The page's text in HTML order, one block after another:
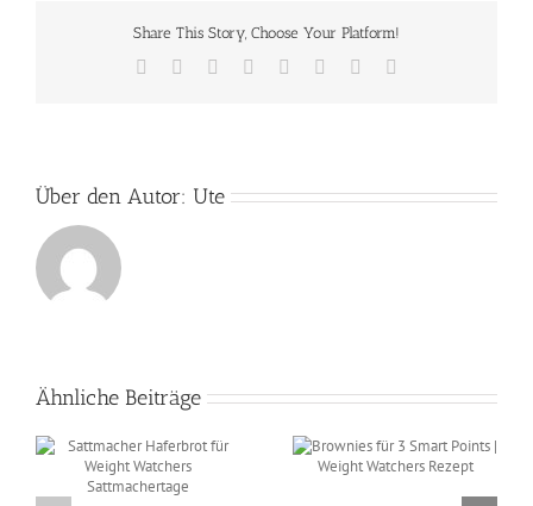
Share This Story, Choose Your Platform!
Facebook Reddit LinkedIn
TumblrPinterest
Über den Autor: Ute
Ähnliche Beiträge
Brownies für 3 Smart
Points | Weight
Schinken-Lauch-